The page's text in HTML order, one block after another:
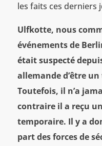
les faits ces derniers
Ulfkotte, nous
événements de
était suspecté
allemande d’être
Toutefois, il n’a
contraire il a reçu
temporaire. Il y a
part des forces de